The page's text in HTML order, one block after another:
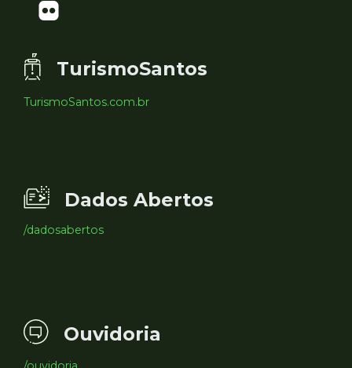
TurismoSantos
TurismoSantos.com.br
Dados Abertos
/dadosabertos
Ouvidoria